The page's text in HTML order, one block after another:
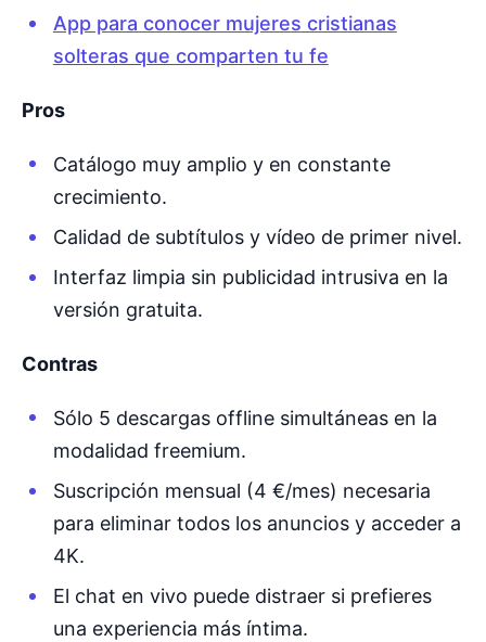
App para conocer mujeres cristianas
solteras que comparten tu fe
Pros
Catálogo muy amplio y en constante
crecimiento.
Calidad de subtítulos y vídeo de primer nivel.
Interfaz limpia sin publicidad intrusiva en la
versión gratuita.
Contras
Sólo 5 descargas offline simultáneas en la
modalidad freemium.
Suscripción mensual (4 €/mes) necesaria
para eliminar todos los anuncios y acceder a
4K.
El chat en vivo puede distraer si prefieres
una experiencia más íntima.